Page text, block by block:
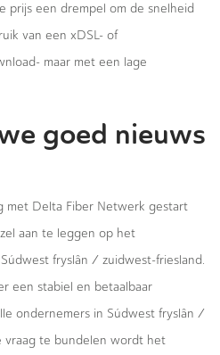
prijs een drempel om de snelheid
van een xDSL- of
maar met een lage
goed nieuws
met Delta Fiber Netwerk gestart
aan te leggen op het
fryslân / zuidwest-friesland.
een stabiel en betaalbaar
ondernemers in Súdwest fryslân /
vraag te bundelen wordt het